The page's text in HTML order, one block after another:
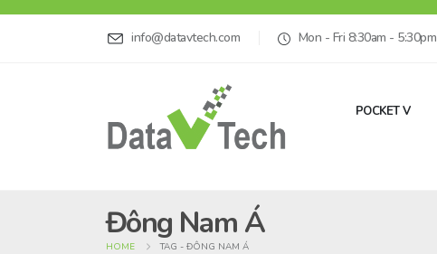
info@datavtech.com Mon - Fri 8:30am - 5:30pm
POCKET V
Đông Nam Á
HOME TAG - ĐÔNG NAM Á